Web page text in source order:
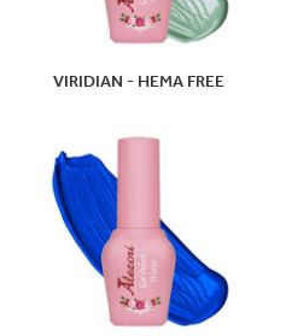
VIRIDIAN - HEMA FREE